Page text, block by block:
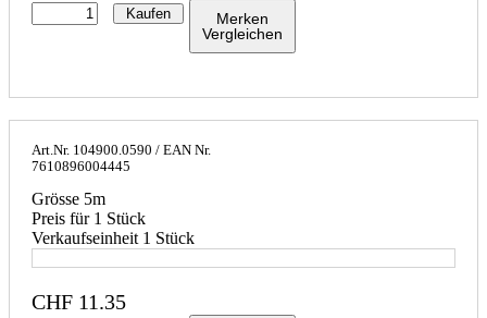
Kaufen
Merken
Vergleichen
Art.Nr. 104900.0590 / EAN Nr.
7610896004445
Grösse 5m
Preis für 1 Stück
Verkaufseinheit 1 Stück
CHF 11.35